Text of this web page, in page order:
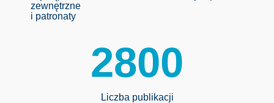
zewnętrzne
i patronaty
Liczba publikacji
2800